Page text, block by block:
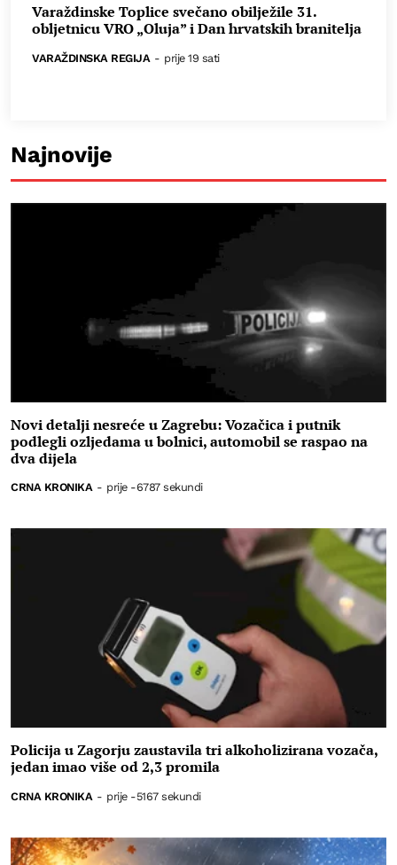
Varaždinske Toplice svečano obilježile 31.
obljetnicu VRO „Oluja” i Dan hrvatskih branitelja
VARAŽDINSKA REGIJA - prije 19 sati
Najnovije
Novi detalji nesreće u Zagrebu: Vozačica i putnik
podlegli ozljedama u bolnici, automobil se raspao na
dva dijela
CRNA KRONIKA - prije -6787 sekundi
Policija u Zagorju zaustavila tri alkoholizirana vozača,
jedan imao više od 2,3 promila
CRNA KRONIKA - prije -5167 sekundi